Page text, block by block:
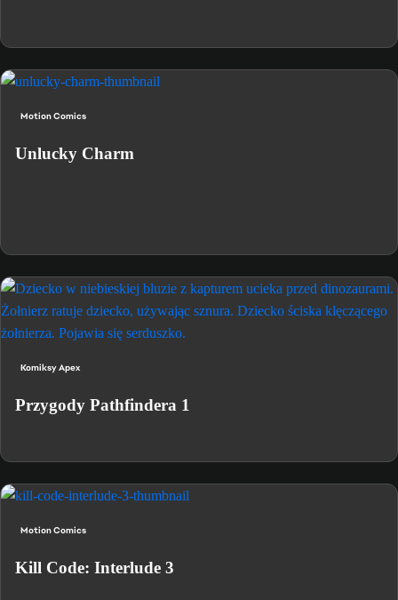
Motion Comics
Unlucky Charm
Komiksy Apex
Przygody Pathfindera 1
Motion Comics
Kill Code: Interlude 3